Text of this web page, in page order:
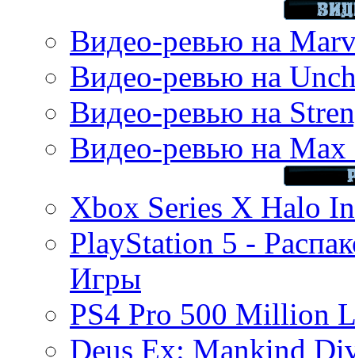
Видео-ревью на
Видео-ревью на
Видео-ревью на
Видео-ревью на Max
Xbox Series X Halo
PlayStation 5 -
Игры
PS4 Pro 500 Million
Deus Ex: Mankind